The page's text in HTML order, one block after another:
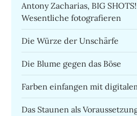
Antony Zacharias, BIG
Wesentliche fotografieren
Die Würze der Unschärfe
Die Blume gegen das Böse
Farben einfangen mit
Das Staunen als